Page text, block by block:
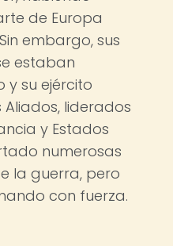
de Europa
embargo, sus
estaban
y su ejército
liderados
y Estados
numerosas
la guerra, pero
con fuerza.